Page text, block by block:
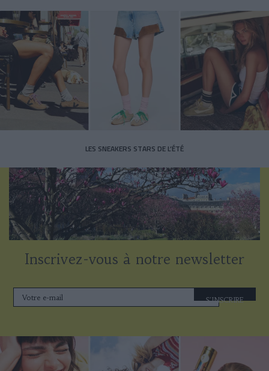
LES SNEAKERS STARS DE L’ÉTÉ
Inscrivez-vous à notre newsletter
S'INSCRIRE